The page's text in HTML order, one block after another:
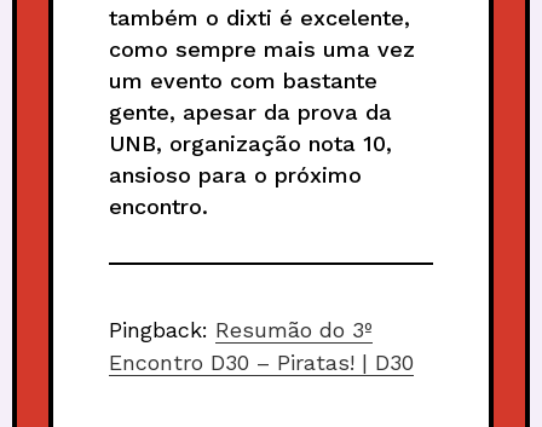
também o dixti é excelente,
como sempre mais uma vez
um evento com bastante
gente, apesar da prova da
UNB, organização nota 10,
ansioso para o próximo
encontro.
Pingback: Resumão do 3º
Encontro D30 – Piratas! | D30